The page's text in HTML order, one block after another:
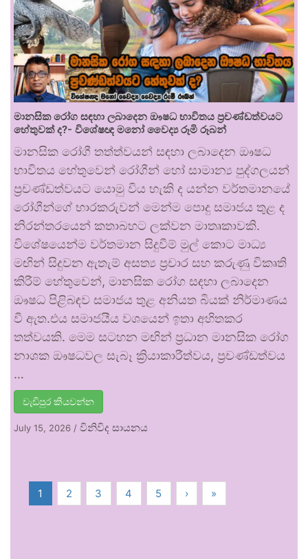
මානසික රෝග සඳහා ලබාදෙන ඖෂධ භාවිතය ප්‍රචණ්ඩත්වයට
හේතුවක් ද?- විශේෂඥ මනෝ වෛද්‍ය රූමි රූබන්
මානසික රෝගී තත්ත්වයන් සඳහා ලබාදෙන ඖෂධ
භාවිතය හේතුවෙන් රෝගීන් හෝ සාමාන්‍ය පුද්ගලයන්
ප්‍රචණ්ඩත්වයට යොමු විය හැකි ද යන්න වර්තමානයේ
රෝගීන්ගේ භාරකරුවන් මෙන්ම පොදු සමාජය තුළ ද
නිරන්තරයෙන් කතාබහට ලක්වන මාතෘකාවකි.
විශේෂයෙන්ම වර්තමාන සිදුවීම් මුල් කොට මාධ්‍ය
මඟින් සිදුවන ඇතැම් අසත්‍ය ප්‍රචාර සහ කරුණු විකෘති
කිරීම් හේතුවෙන්, මානසික රෝග සඳහා ලබාදෙන
ඖෂධ පිළිබඳව සමාජය තුළ අනියත බියක් නිර්මාණය
වී ඇත.එය සමාජයීය වශයෙන් ඉතා අහිතකර
තත්වයකි. මෙම සටහන මඟින් ප්‍රධාන මානසික රෝග
නාශක ඖෂධවල සැබෑ ක්‍රියාකාරීත්වය, ප්‍රචණ්ඩත්වය
…
වැඩිපුර කියවන්න
July 15, 2026 / විනිවිද සායනය
1 2 3 4 5 › »